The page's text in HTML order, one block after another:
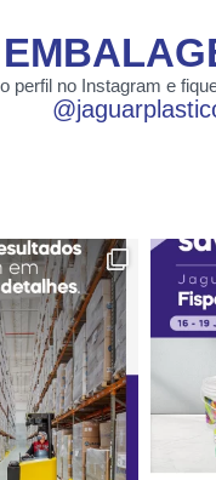
perfil no Instagram e